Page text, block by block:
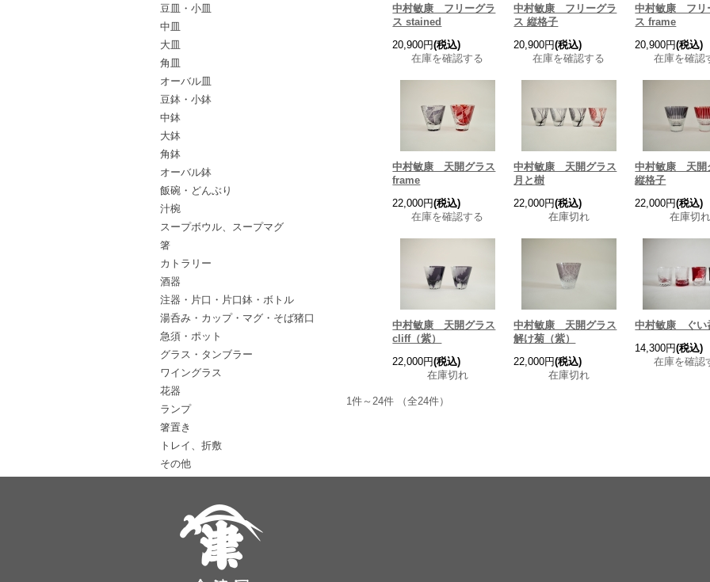
豆皿・小皿
中皿
大皿
角皿
オーバル皿
豆鉢・小鉢
中鉢
大鉢
角鉢
オーバル鉢
飯碗・どんぶり
汁椀
スープボウル、スープマグ
箸
カトラリー
酒器
注器・片口・片口鉢・ボトル
湯呑み・カップ・マグ・そば猪口
急須・ポット
グラス・タンブラー
ワイングラス
花器
ランプ
箸置き
トレイ、折敷
その他
中村敏康 フリーグラ
ス stained
20,900円(税込)
在庫を確認する
中村敏康 フリーグラ
ス 縦格子
20,900円(税込)
在庫を確認する
中村敏康 フリ
ス frame
20,900円(税込)
在庫を確認
中村敏康 天開グラス
frame
22,000円(税込)
在庫を確認する
中村敏康 天開グラス
月と樹
22,000円(税込)
在庫切れ
中村敏康 天開
縦格子
22,000円(税込)
在庫切れ
中村敏康 天開グラス
cliff（紫）
22,000円(税込)
在庫切れ
中村敏康 天開グラス
解け菊（紫）
22,000円(税込)
在庫切れ
中村敏康 ぐい
14,300円(税込)
在庫を確認
1件～24件 （全24件）